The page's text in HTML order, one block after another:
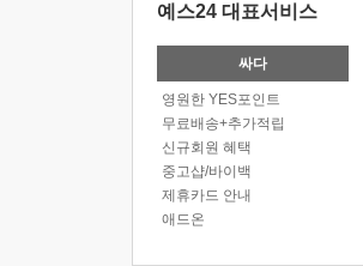
예스24 대표서비스
싸다
영원한 YES포인트
무료배송+추가적립
신규회원 혜택
중고샵/바이백
제휴카드 안내
애드온